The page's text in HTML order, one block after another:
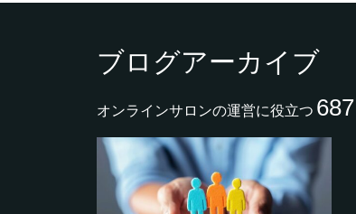
ブログアーカイブ
オンラインサロンの運営に役立つ 687